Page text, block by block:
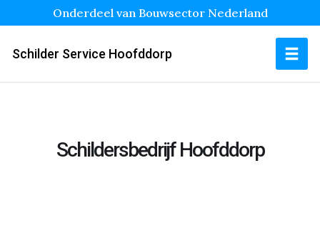
Onderdeel van Bouwsector Nederland
Schilder Service Hoofddorp
Schildersbedrijf Hoofddorp